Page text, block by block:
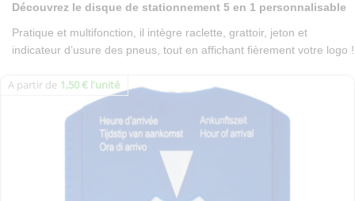
Découvrez le disque de stationnement 5 en 1 personnalisable
Pratique et multifonction, il intègre raclette, grattoir, jeton et
indicateur d’usure des pneus, tout en affichant fièrement votre logo !
A partir de 1,50 € l'unité